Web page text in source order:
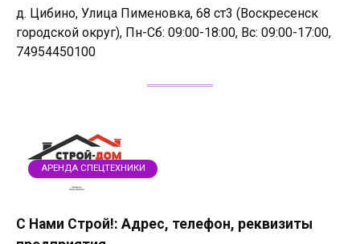
д. Цибино, Улица Пименовка, 68 ст3 (Воскресенск
городской округ), Пн-Сб: 09:00-18:00, Вс: 09:00-17:00,
74954450100
АРЕНДА СПЕЦТЕХНИКИ
С Нами Строй!: Адрес, телефон, реквизиты